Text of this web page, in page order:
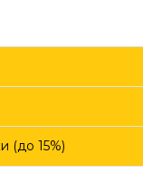
(до 15%)